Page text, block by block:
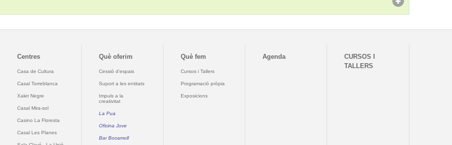
Centres
Casa de Cultura
Casal Torreblanca
Xalet Negre
Casal Mira-sol
Casino La Floresta
Casal Les Planes
Què oferim
Cessió d'espais
Suport a les entitats
Impuls a la
creativitat
La Pua
Oficina Jove
Bar Bocamoll
Què fem
Cursos i Tallers
Programació pròpia
Exposicions
Agenda
CURSOS I
TALLERS